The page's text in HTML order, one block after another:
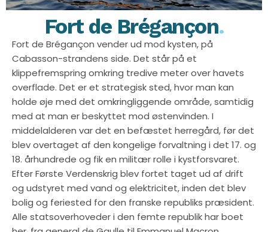
Fort de Brégançon.
Fort de Brégançon vender ud mod kysten, på
Cabasson-strandens side. Det står på et
klippefremspring omkring tredive meter over havets
overflade. Det er et strategisk sted, hvor man kan
holde øje med det omkringliggende område, samtidig
med at man er beskyttet mod østenvinden. I
middelalderen var det en befæstet herregård, før det
blev overtaget af den kongelige forvaltning i det 17. og
18. århundrede og fik en militær rolle i kystforsvaret.
Efter Første Verdenskrig blev fortet taget ud af drift
og udstyret med vand og elektricitet, inden det blev
bolig og feriested for den franske republiks præsident.
Alle statsoverhoveder i den femte republik har boet